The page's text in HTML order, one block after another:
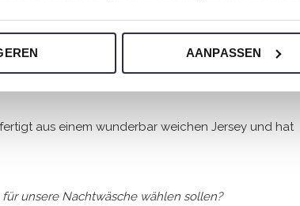
AANPASSEN
Modal
aus einem wunderbar weichen Jersey und hat
unsere Nachtwäsche wählen sollen?